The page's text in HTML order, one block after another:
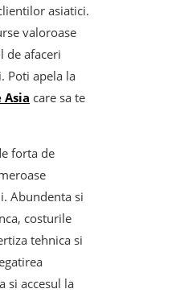
asiatici.
valoroase
de afaceri
Poti apela la
care sa te
forta de
Abundenta si
costurile
tehnica si
si accesul la